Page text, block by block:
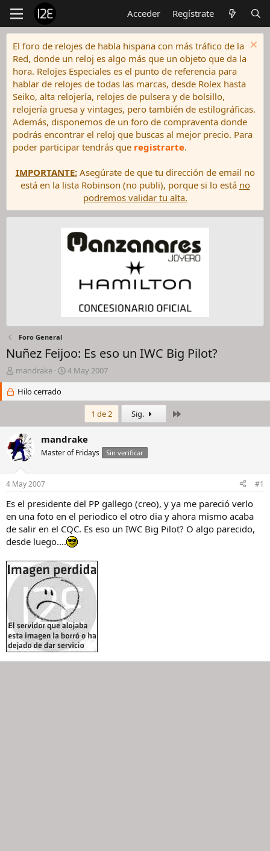
Acceder Regístrate
El foro de relojes de habla hispana con más tráfico de la
Red, donde un reloj es algo más que un objeto que da la
hora. Relojes Especiales es el punto de referencia para
hablar de relojes de todas las marcas, desde Rolex hasta
Seiko, alta relojería, relojes de pulsera y de bolsillo,
relojería gruesa y vintages, pero también de estilográficas.
Además, disponemos de un foro de compraventa donde
podrás encontrar el reloj que buscas al mejor precio. Para
poder participar tendrás que registrarte.
IMPORTANTE:Asegúrate de que tu dirección de email no
está en la lista Robinson (no publi), porque si lo está no
podremos validar tu alta.
Foro General
Nuñez Feijoo: Es eso un IWC Big Pilot?
I
n
c
a
d
o
r
d
l
h
l
o
mandrake
F
e
h
d
i
n
i
o
4 May 2007
Hilo cerrado
1 de 2 Sig.
mandrake
Master of Fridays Sin verificar
4 May 2007 #1
Es el presidente del PP gallego (creo), y ya me pareció verlo
en una foto en el periodico el otro dia y ahora mismo acaba
de salir en el CQC. Es eso un IWC Big Pilot? O algo parecido,
desde luego....